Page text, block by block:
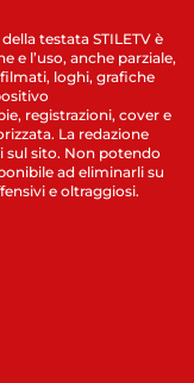
testata STILETV è
e l’uso, anche parziale,
loghi, grafiche
registrazioni, cover e
La redazione
sul sito. Non potendo
ad eliminarli su
e oltraggiosi.